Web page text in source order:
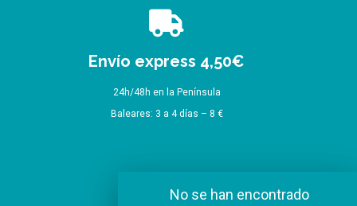
No se han encontrado
Envío express 4,50€
24h/48h en la Península
Baleares: 3 a 4 días – 8 €